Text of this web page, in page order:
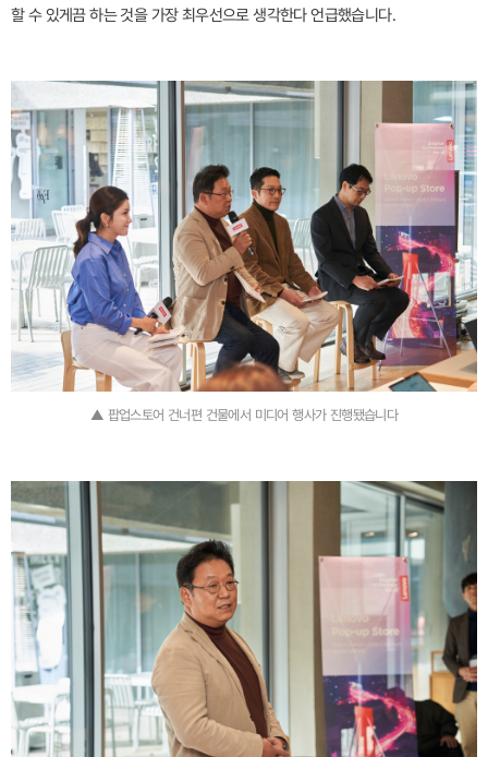
할 수 있게끔 하는 것을 가장 최우선으로 생각한다 언급했습니다.
▲ 팝업스토어 건너편 건물에서 미디어 행사가 진행됐습니다